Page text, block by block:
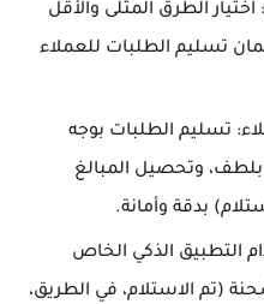
اختيار الطرق المثلى والأقل
تسليم الطلبات للعملاء
تسليم الطلبات بوجه
وتحصيل المبالغ
بدقة وأمانة.
التطبيق الذكي الخاص
(تم الاستلام، في الطريق،